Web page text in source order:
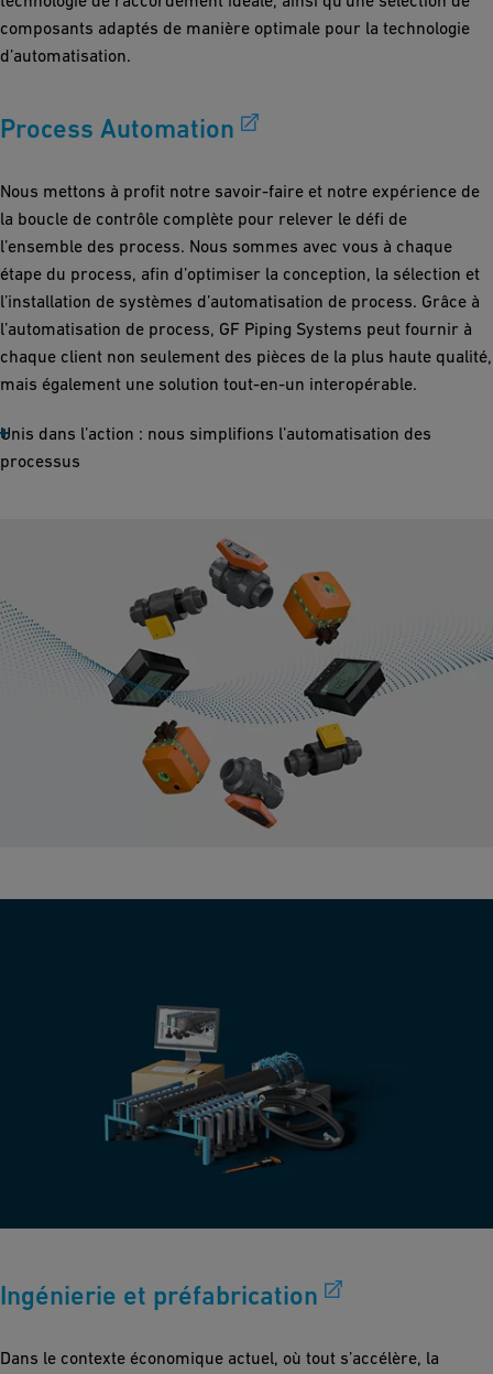
composants adaptés de manière optimale pour la technologie
d’automatisation.
Process Automation
Nous mettons à profit notre savoir-faire et notre expérience de
la boucle de contrôle complète pour relever le défi de
l’ensemble des process. Nous sommes avec vous à chaque
étape du process, afin d’optimiser la conception, la sélection et
l’installation de systèmes d’automatisation de process. Grâce à
l’automatisation de process, GF Piping Systems peut fournir à
chaque client non seulement des pièces de la plus haute qualité,
mais également une solution tout-en-un interopérable.
Unis dans l’action : nous simplifions l’automatisation des
processus
Ingénierie et préfabrication
Dans le contexte économique actuel, où tout s’accélère, la